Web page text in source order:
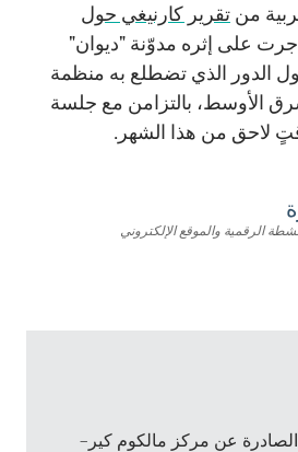
عن مركز مالكوم كير–
من تقرير كارنيغي حول
على إثره مدوّنة "ديوان"
الدور الذي تضطلع به منظمة
الأوسط، بالتزامن مع جلسة
لاحق من هذا الشهر.
الرقمية والموقع الإلكتروني